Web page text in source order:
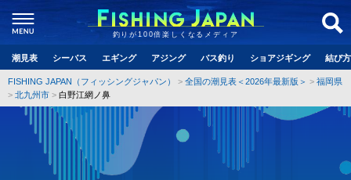
釣りが100倍楽しくなるメディア
潮見表 シーバス エギング アジング バス釣り ショアジギング 結び
FISHING JAPAN（フィッシングジャパン） 全国の潮見表＜2026年最新版＞
福岡県
北九州市
白野江網ノ鼻